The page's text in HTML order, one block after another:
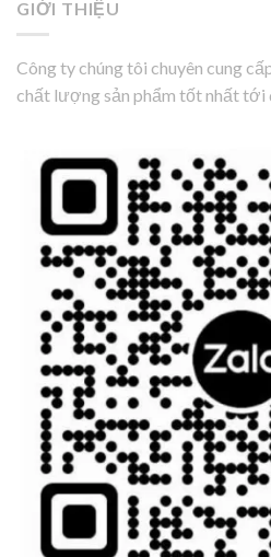
GIỚI THIỆU
Công ty chúng tôi chuyên cung
chất lượng sản phẩm tốt nhất tới